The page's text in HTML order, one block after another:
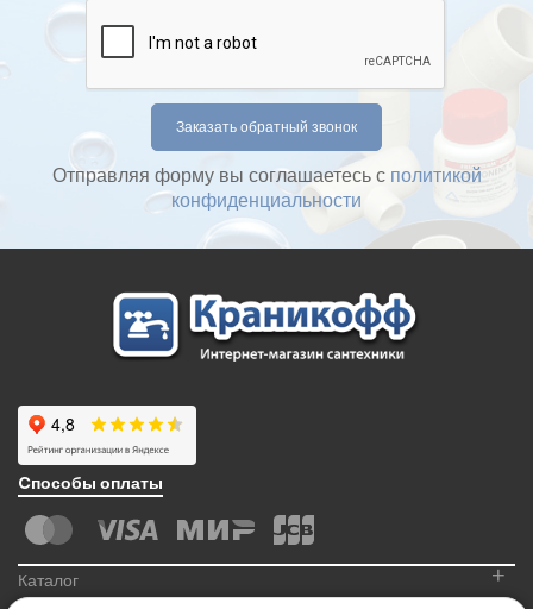
Отправляя форму вы соглашаетесь с политикой
конфиденциальности
Cпособы оплаты
Каталог +